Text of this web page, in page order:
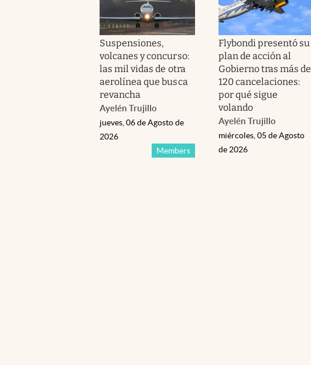
Suspensiones,
volcanes y concurso:
las mil vidas de otra
aerolínea que busca
revancha
Ayelén Trujillo
Members
jueves, 06 de Agosto de
2026
Flybondi presentó su
plan de acción al
Gobierno tras más de
120 cancelaciones:
por qué sigue
volando
Ayelén Trujillo
miércoles, 05 de Agosto
de 2026